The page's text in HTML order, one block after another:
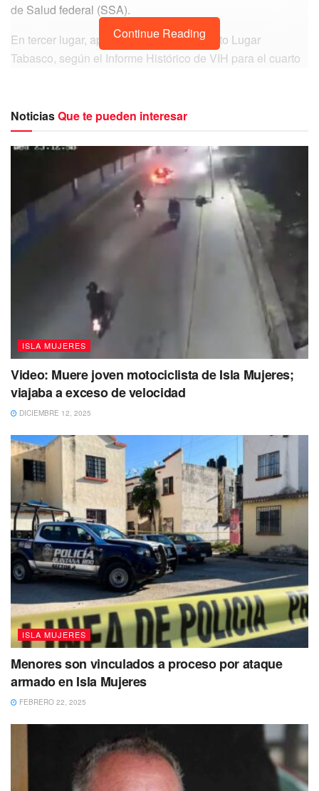
de Salud federal (SSA).
En tercer lugar, aparece Colima y en quinto Lugar
Tabasco, según el Informe Histórico de VIH para el cuarto
por cada 100 mil habitantes, Yucatán 28.50, Colima con
25.46, Campeche 25.45 y Tabasco con una tasa de 23.87,
al corte del 16 de enero del 2023.
De la cifra acumulada, Quintana Roo cuenta con 995
casos de VIH diagnosticados en 2022, de los cuales 886
son hombres y 109 mujeres. Los números rebasan al
2021, que registró 948. De 1983 al 2022 el Caribe
Mexicano tiene un total de 9 mil 958 casos diagnosticados
Respecto a Yucatán son 658 casos en 2022, de los cuales
575 son hombre y 83 mujeres; la cifra es mayor en
contraste al año anterior, que sumó 565. Desde 1983 al
2022, la entidad suma 11 mil 146 casos. Por su parte,
Campeche registró 263 casos, 107 en hombres y 56 en
mujeres durante 2022. La cifra total es menor comparada a
la de 2021, cuando se registraron 284. De 1983 al 2022
acumuló 4 mil 947 casos.
En México, del acumulado del año 1983 al 2022 han sido
detectados 350 mil 628 casos de VIH, de los cuales se
encuentran vivos 222 mil 226. Respecto a los nuevos
diagnosticados, en 2021 fueron 15 mil 903; en 2022, 16 mil
791; el mayor canon es en hombres, con 85.92. En 2020
se tuvo 4 mil 557 muertes a causa de este virus y en 2022
la tasa de mortalidad fue de 3.50 por cada 100 mil
Continue Reading
NoticiasQue te pueden interesar
ISLA MUJERES
Video: Muere joven motociclista de Isla Mujeres;
viajaba a exceso de velocidad
DICIEMBRE 12, 2025
ISLA MUJERES
Menores son vinculados a proceso por ataque
armado en Isla Mujeres
FEBRERO 22, 2025